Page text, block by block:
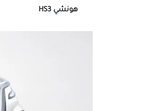
هونشي HS3